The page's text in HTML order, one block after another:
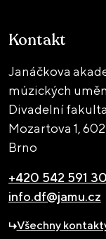
Kontakt
Janáčkova
múzických
Divadelní fakulta
Mozartova 1,
Brno
+420 542 591
info.df@jamu.cz
Všechny